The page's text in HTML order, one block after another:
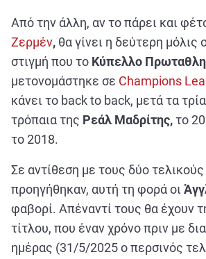
Από την άλλη, αν το πάρει και
Ζερμέν, θα γίνει η δεύτερη μόλις
στιγμή που το Κύπελλο
μετονομάστηκε σε Champions
κάνει το back to back, μετά τα
τρόπαια της Ρεάλ Μαδρίτης,το
το 2018.
Σε αντίθεση με τους δύο
προηγήθηκαν, αυτή τη φορά οι
φαβορί. Απέναντί τους θα έχουν
τίτλου, που έναν χρόνο πριν με
ημέρας (31/5/2025 ο περσινός